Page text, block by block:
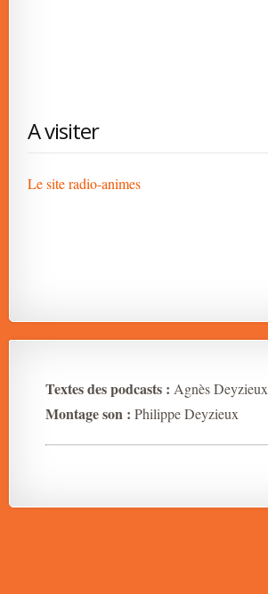
A visiter
Le site radio-animes
Textes des podcasts : Agnès Deyzieux
Montage son : Philippe Deyzieux